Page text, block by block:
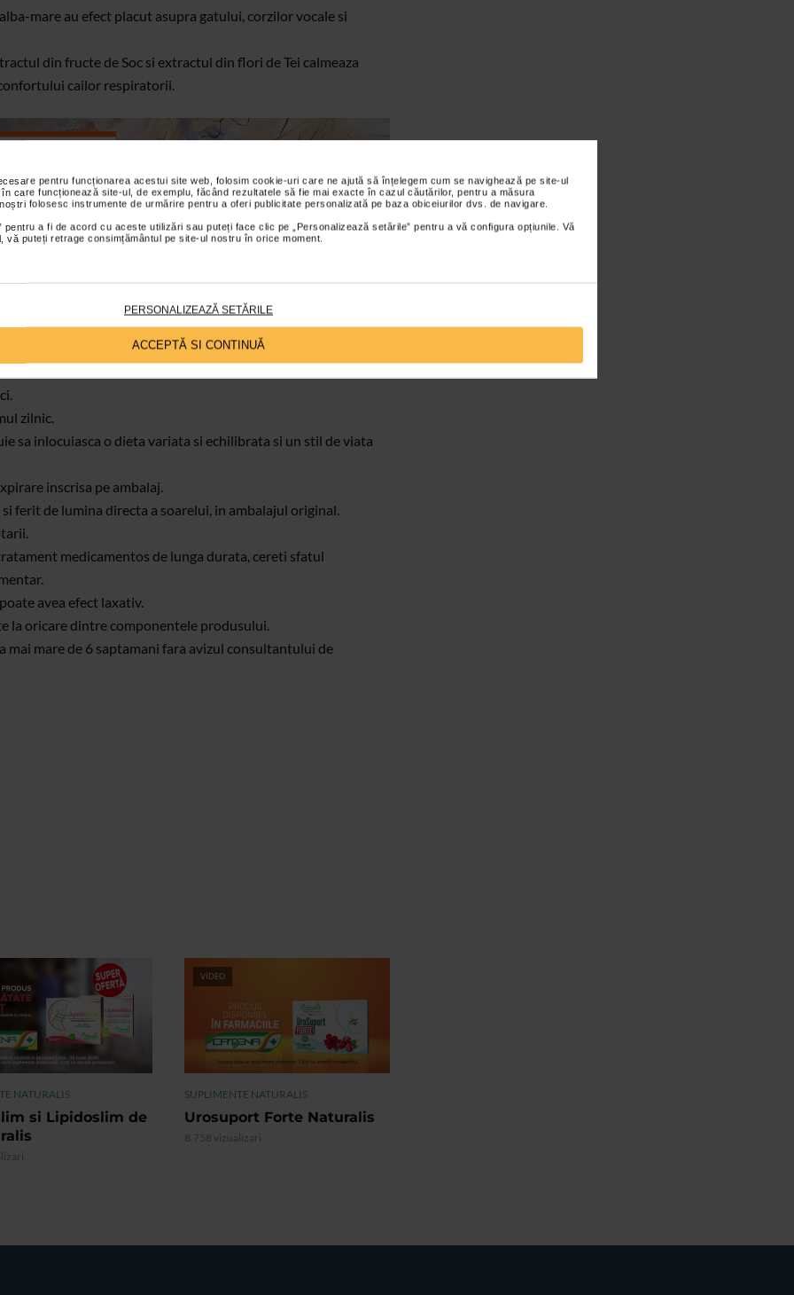
pentru funcționarea acestui site web, folosim cookie-uri care ne ajută să înțelegem cum se navighează pe site-ul
care funcționează site-ul, de exemplu, făcând rezultatele să fie mai exacte în cazul căutărilor, pentru a măsura
folosesc instrumente de urmărire pentru a oferi publicitate personalizată pe baza obiceiurilor dvs. de navigare.
pentru a fi de acord cu aceste utilizări sau puteți face clic pe „Personalizează setările” pentru a vă configura opțiunile. Vă
vă puteți retrage consimțământul pe site-ul nostru în orice moment.
PERSONALIZEAZĂ SETĂRILE
ACCEPTĂ SI CONTINUĂ
mare au efect placut asupra gatului, corzilor vocale si
din fructe de Soc si extractul din flori de Tei calmeaza
cailor respiratorii.
pe zi;
zilnic.
sa inlocuiasca o dieta variata si echilibrata si un stil de viata
inscrisa pe ambalaj.
ferit de lumina directa a soarelui, in ambalajul original.
medicamentos de lunga durata, cereti sfatul
avea efect laxativ.
la oricare dintre componentele produsului.
mai mare de 6 saptamani fara avizul consultantului de
NATURALIS
si Lipidoslim de
VIDEO
SUPLIMENTE NATURALIS
Urosuport Forte Naturalis
8.758 vizualizari